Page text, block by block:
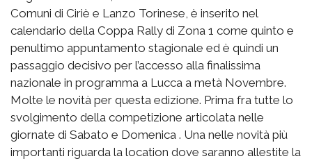
Comuni di Ciriè e Lanzo Torinese, è inserito nel
calendario della Coppa Rally di Zona 1 come quinto e
penultimo appuntamento stagionale ed è quindi un
passaggio decisivo per l’accesso alla finalissima
nazionale in programma a Lucca a metà Novembre.
Molte le novità per questa edizione. Prima fra tutte lo
svolgimento della competizione articolata nelle
giornate di Sabato e Domenica . Una nelle novità più
importanti riguarda la location dove saranno allestite la